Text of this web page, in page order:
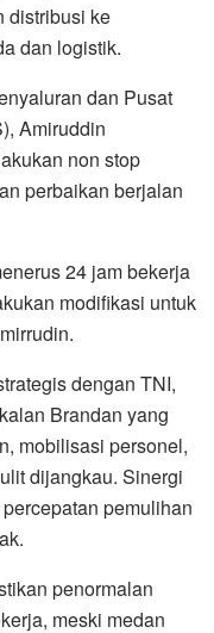
distribusi ke
dan logistik.
dan Pusat
Amiruddin
non stop
perbaikan berjalan
24 jam bekerja
modifikasi untuk
dengan TNI,
Brandan yang
mobilisasi personel,
dijangkau. Sinergi
pemulihan
penormalan
meski medan